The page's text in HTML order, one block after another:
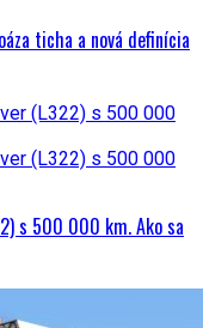
ticha a nová definícia
s 500 000 km. Ako sa